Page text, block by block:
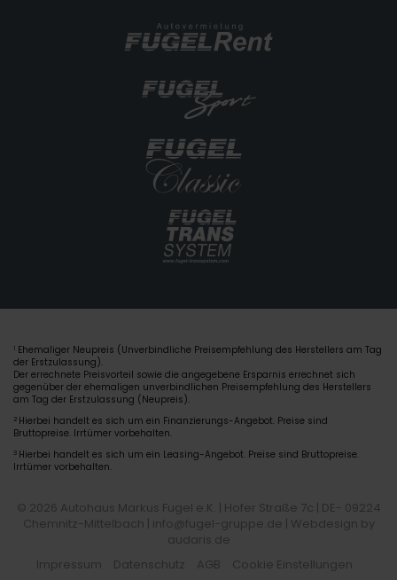
1 Ehemaliger Neupreis (Unverbindliche Preisempfehlung des Herstellers am Tag
der Erstzulassung).
Der errechnete Preisvorteil sowie die angegebene Ersparnis errechnet sich
gegenüber der ehemaligen unverbindlichen Preisempfehlung des Herstellers
am Tag der Erstzulassung (Neupreis).
2 Hierbei handelt es sich um ein Finanzierungs-Angebot. Preise sind
Bruttopreise. Irrtümer vorbehalten.
3 Hierbei handelt es sich um ein Leasing-Angebot. Preise sind Bruttopreise.
Irrtümer vorbehalten.
© 2026 Autohaus Markus Fugel e.K. | Hofer Straße 7c | DE- 09224
Chemnitz-Mittelbach | info@fugel-gruppe.de | Webdesign by
audaris.de
Impressum
Datenschutz AGB Cookie Einstellungen